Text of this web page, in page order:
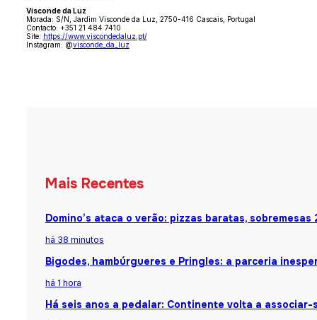
Visconde da Luz
Morada: S/N, Jardim Visconde da Luz, 2750-416 Cascais, Portugal
Contacto: +351 21 484 7410
Site: https://www.viscondedaluz.pt/
Instagram: @visconde_da_luz
Mais Recentes
Domino’s ataca o verão: pizzas baratas,
há 38 minutos
Bigodes, hambúrgueres e Pringles: a parceria
há 1 hora
Há seis anos a pedalar: Continente volta a associar-